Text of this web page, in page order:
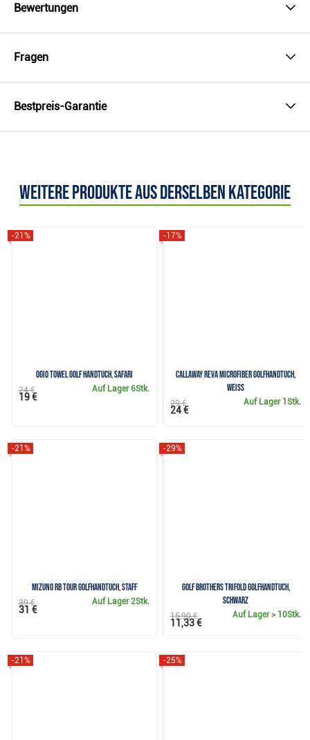
Bewertungen
Fragen
Bestpreis-Garantie
Weitere Produkte aus derselben Kategorie
Ogio Towel Golf Handtuch, safari
-21%
Auf Lager6Stk.
24 €
19 €
Callaway Reva Microfiber Golfhandtuch,
weiss
-17%
Auf Lager 1Stk.
29 €
24 €
Mizuno RB Tour Golfhandtuch, staff
-21%
Auf Lager 2Stk.
39 €
31 €
Golf Brothers Trifold Golfhandtuch,
schwarz
-29%
Auf Lager> 10Stk.
15,90 €
11,33 €
-21% -25%